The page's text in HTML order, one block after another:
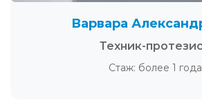
Варвара
Техник-
Стаж: более 1 года